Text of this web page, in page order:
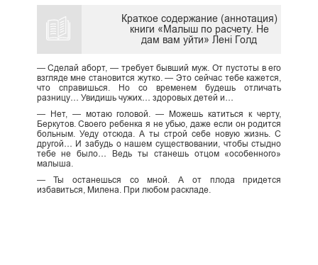
Краткое содержание (аннотация)
книги «Малыш по расчету. Не
дам вам уйти» Лені Голд
— Сделай аборт, — требует бывший муж. От пустоты в его
взгляде мне становится жутко. — Это сейчас тебе кажется,
что справишься. Но со временем будешь отличать
разницу… Увидишь чужих… здоровых детей и…
— Нет, — мотаю головой. — Можешь катиться к черту,
Беркутов. Своего ребенка я не убью, даже если он родится
больным. Уеду отсюда. А ты строй себе новую жизнь. С
другой… И забудь о нашем существовании, чтобы стыдно
тебе не было… Ведь ты станешь отцом «особенного»
малыша.
— Ты останешься со мной. А от плода придется
избавиться, Милена. При любом раскладе.